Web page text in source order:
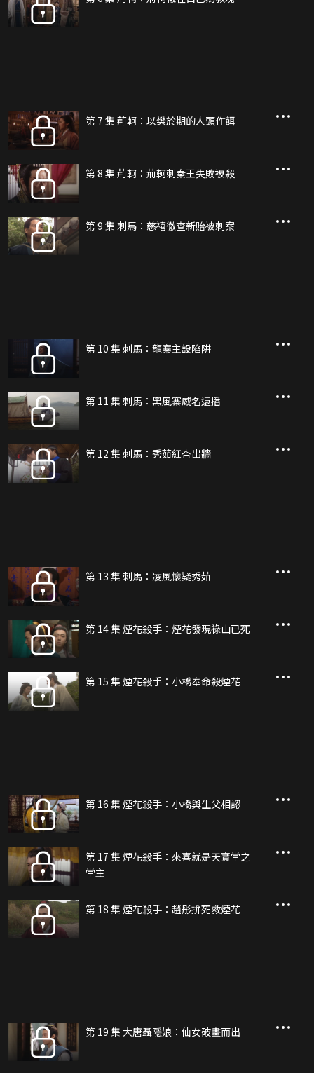
第 7 集 荊軻：以樊於期的人頭作餌
第 8 集 荊軻：荊軻刺秦王失敗被殺
第 9 集 刺馬：慈禧徹查新貽被刺案
第 10 集 刺馬：龍寨主設陷阱
第 11 集 刺馬：黑風寨威名遠播
第 12 集 刺馬：秀茹紅杏出牆
第 13 集 刺馬：凌風懷疑秀茹
第 14 集 煙花殺手：煙花發現祿山已死
第 15 集 煙花殺手：小橋奉命殺煙花
第 16 集 煙花殺手：小橋與生父相認
第 17 集 煙花殺手：來喜就是天寶堂之
堂主
第 18 集 煙花殺手：趙彤拚死救煙花
第 19 集 大唐聶隱娘：仙女破畫而出